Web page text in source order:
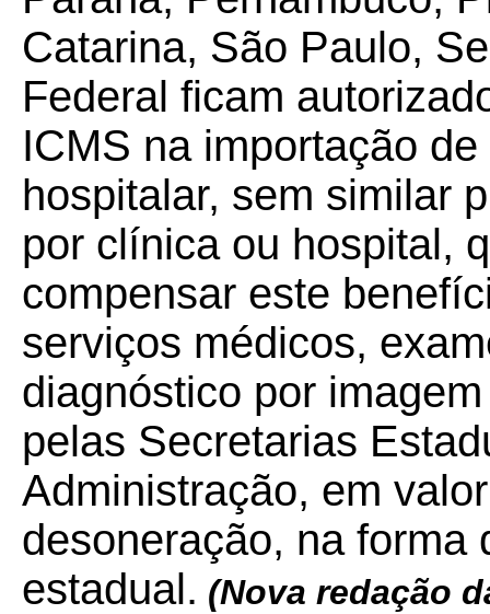
Catarina, São Paulo,
Federal ficam
ICMS na importação
hospitalar, sem similar
por clínica ou hospital,
compensar este
serviços médicos,
diagnóstico por
pelas Secretarias
Administração, em
desoneração, na forma
estadual. (Nova redação